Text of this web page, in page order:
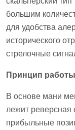
большим
для удобства
исторического
стрелочные
Принцип
В основе мани
лежит реверсная
прибыльные